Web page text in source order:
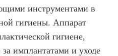
инструментами в
гигиены. Аппарат
гигиене,
имплантатами и уходе